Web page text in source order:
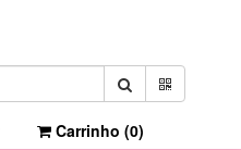
Carrinho (0)